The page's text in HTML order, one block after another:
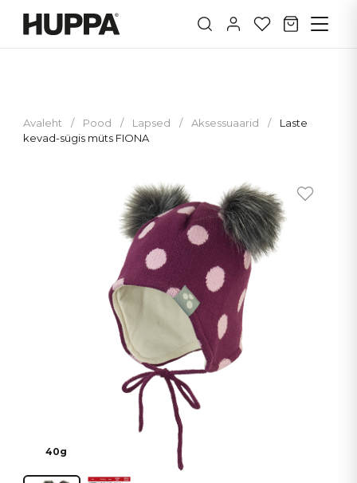
Avaleht / Pood / Lapsed / Aksessuaarid /
Laste
kevad-sügis müts FIONA
40g